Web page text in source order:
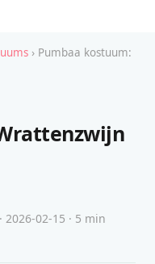
› Pumbaa kostuum:
02-15 · 5 min